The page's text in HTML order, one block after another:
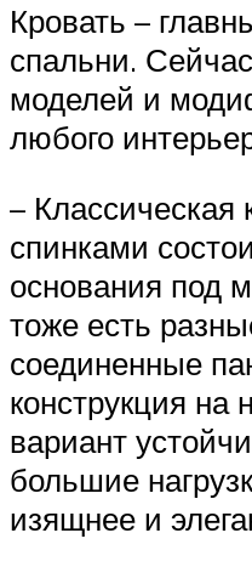
Кровать –
спальни.
моделей и
любого
– Классическая
спинками
основания под
тоже есть
соединенные
конструкция на
вариант
большие
изящнее и